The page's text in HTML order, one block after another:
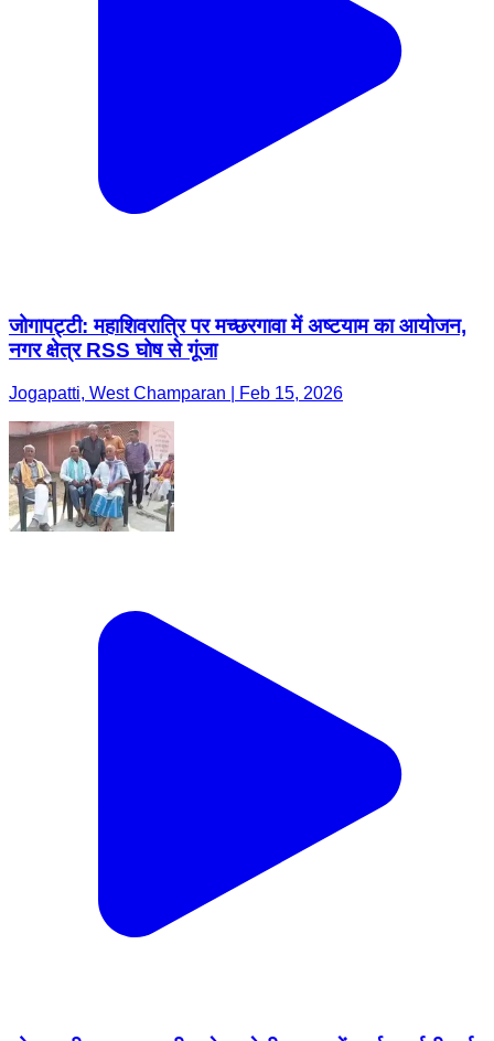
जोगापट्टी: महाशिवरात्रि पर मच्छरगावा में अष्टयाम का आयोजन,
नगर क्षेत्र RSS घोष से गूंजा
Jogapatti, West Champaran | Feb 15, 2026